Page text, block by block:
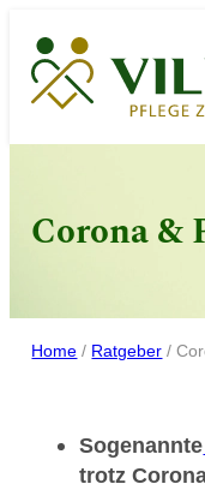
Inhalt
springen
Corona &
Home / Ratgeber /
Sogenannte
trotz